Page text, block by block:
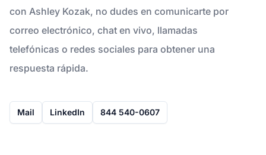
con Ashley Kozak, no dudes en comunicarte por
correo electrónico, chat en vivo, llamadas
telefónicas o redes sociales para obtener una
respuesta rápida.
Mail LinkedIn 844 540-0607